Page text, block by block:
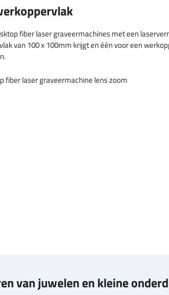
fiber laser graveermachines met een
van 100 x 100mm krijgt en één voor een
van juwelen en kleine